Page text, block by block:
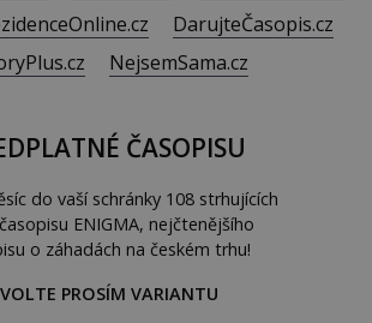
DarujteČasopis.cz
NejsemSama.cz
ČASOPISU
do vaší schránky 108 strhujících
ENIGMA, nejčtenějšího
o záhadách na českém trhu!
PROSÍM VARIANTU